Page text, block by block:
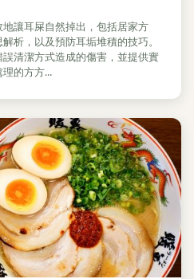
讓耳屎自然掉出，包括居家方
析，以及預防耳垢堆積的技巧。
清潔方式造成的傷害，並提供實
的方方...